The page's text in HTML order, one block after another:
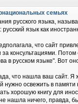
семьях
русского языка,
язык как
что сайт
за консультациями.
в русском языке". Вот
что нашла ваш сайт. Я
нужно освежить в памяти
хорошую книгу для
нашла ничего, правда,